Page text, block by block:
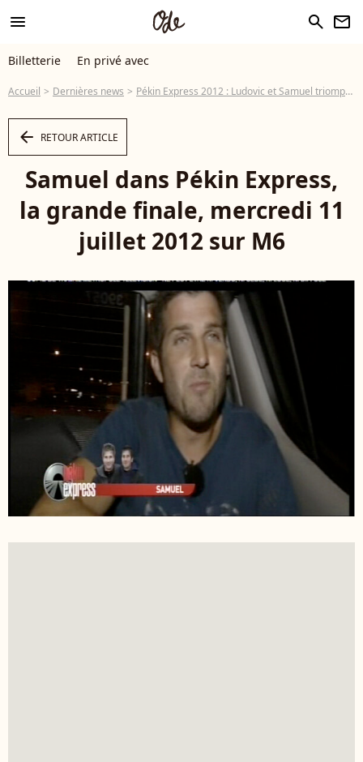
menu search newsletter
Billetterie En privé avec
Accueil Dernières news Pékin Express 2012 : Ludovic et Samuel triomphent et remportent 100 000 euros
arrow_left RETOUR ARTICLE
Samuel dans Pékin Express,
la grande finale, mercredi 11
juillet 2012 sur M6